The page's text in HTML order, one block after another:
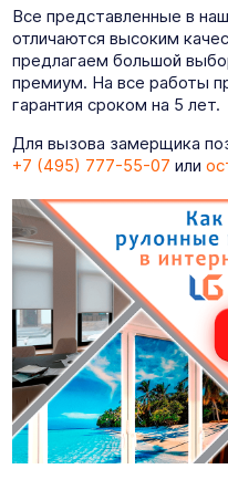
Все представленные в
отличаются высоким
предлагаем большой
премиум. На все работы
гарантия сроком на 5 лет.
Для вызова замерщика
+7 (495) 777-55-07 или